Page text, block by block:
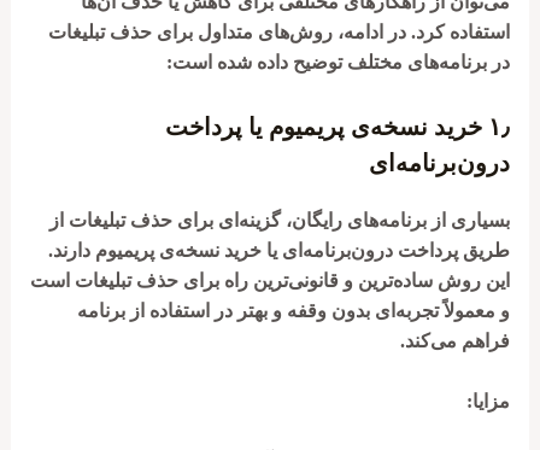
استفاده کرد. در ادامه، روش‌های متداول برای حذف تبلیغات
در برنامه‌های مختلف توضیح داده شده است:
۱٫ خرید نسخه‌ی پریمیوم یا پرداخت
درون‌برنامه‌ای
بسیاری از برنامه‌های رایگان، گزینه‌ای برای حذف تبلیغات از
طریق پرداخت درون‌برنامه‌ای یا خرید نسخه‌ی پریمیوم دارند.
این روش ساده‌ترین و قانونی‌ترین راه برای حذف تبلیغات است
و معمولاً تجربه‌ای بدون وقفه و بهتر در استفاده از برنامه
فراهم می‌کند.
مزایا: